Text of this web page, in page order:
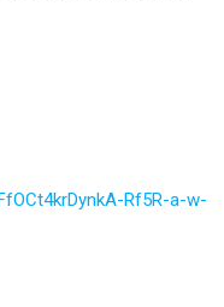
Rf5R-a-w-